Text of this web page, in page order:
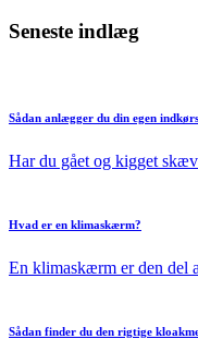
Seneste indlæg
Sådan anlægger du din egen
Har du gået og kigget
Hvad er en klimaskærm?
En klimaskærm er den del
Sådan finder du den rigtige